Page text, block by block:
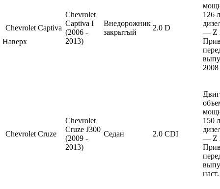
Chevrolet Captiva
Chevrolet
Captiva I
(2006 -
2013)
Внедорожник
закрытый
2.0 D
126
— Z
2008
Chevrolet Cruze
Chevrolet
Cruze J300
(2009 -
2013)
Седан 2.0 CDI
150
— Z
Наверх